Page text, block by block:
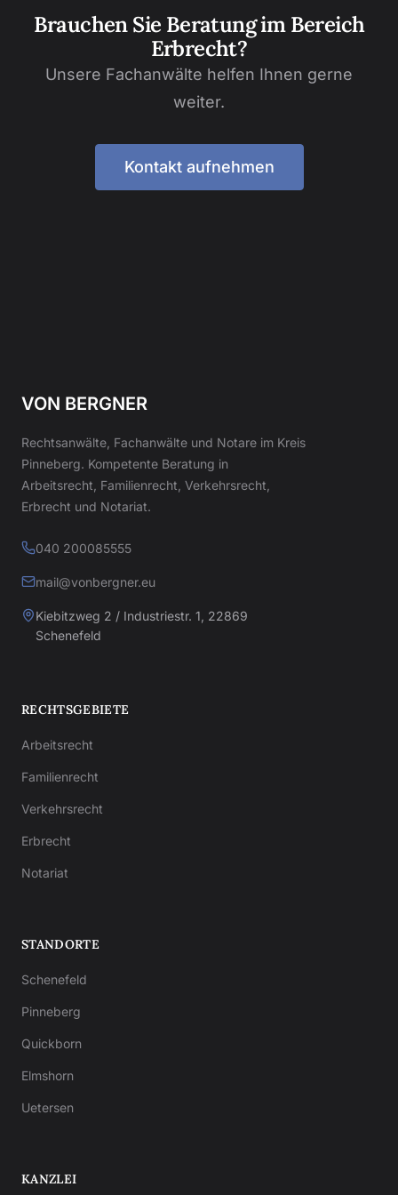
Brauchen Sie Beratung im Bereich
Erbrecht?
Unsere Fachanwälte helfen Ihnen gerne
weiter.
Kontakt aufnehmen
VON BERGNER
Rechtsanwälte, Fachanwälte und Notare im Kreis
Pinneberg. Kompetente Beratung in
Arbeitsrecht, Familienrecht, Verkehrsrecht,
Erbrecht und Notariat.
040 200085555
mail@vonbergner.eu
Kiebitzweg 2 / Industriestr. 1, 22869
Schenefeld
RECHTSGEBIETE
Arbeitsrecht
Familienrecht
Verkehrsrecht
Erbrecht
Notariat
STANDORTE
Schenefeld
Pinneberg
Quickborn
Elmshorn
Uetersen
KANZLEI